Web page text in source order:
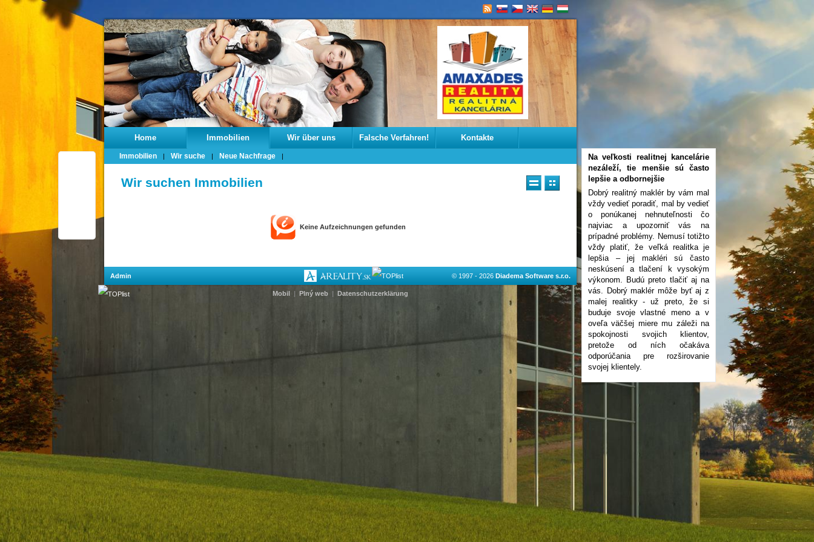
Home Immobilien
Immobilien Wir suche Neue Nachfrage
Wir über uns Falsche Verfahren! Kontakte
Wir suchen Immobilien
Keine Aufzeichnungen gefunden
Na veľkosti realitnej kancelárie
nezáleží, tie menšie sú často
lepšie a odbornejšie
Dobrý realitný maklér by vám mal
vždy vedieť poradiť, mal by vedieť
o ponúkanej nehnuteľnosti čo
najviac a upozorniť vás na
prípadné problémy. Nemusí totižto
vždy platiť, že veľká realitka je
lepšia – jej makléri sú často
neskúsení a tlačení k vysokým
výkonom. Budú preto tlačiť aj na
vás. Dobrý maklér môže byť aj z
malej realitky - už preto, že si
buduje svoje vlastné meno a v
oveľa väčšej miere mu záleži na
spokojnosti svojich klientov,
pretože od ních očakáva
odporúčania pre rozširovanie
svojej klientely.
Admin © 1997 - 2026 Diadema Software s.r.o.
Mobil | Plný web | Datenschutzerklärung